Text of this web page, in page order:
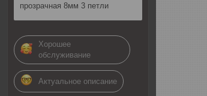
прозрачная 8мм 3 петли
Хорошее
обслуживание
Актуальное описание